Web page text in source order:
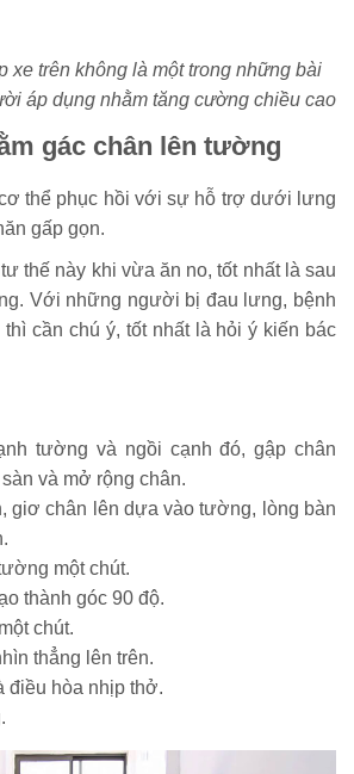
xe trên không là một trong những bài
áp dụng nhằm tăng cường chiều cao
gác chân lên tường
thể phục hồi với sự hỗ trợ dưới lưng
gấp gọn.
thế này khi vừa ăn no, tốt nhất là sau
Với những người bị đau lưng, bệnh
cần chú ý, tốt nhất là hỏi ý kiến bác
tường và ngồi cạnh đó, gập chân
và mở rộng chân.
giơ chân lên dựa vào tường, lòng bàn
một chút.
thành góc 90 độ.
chút.
thẳng lên trên.
điều hòa nhịp thở.